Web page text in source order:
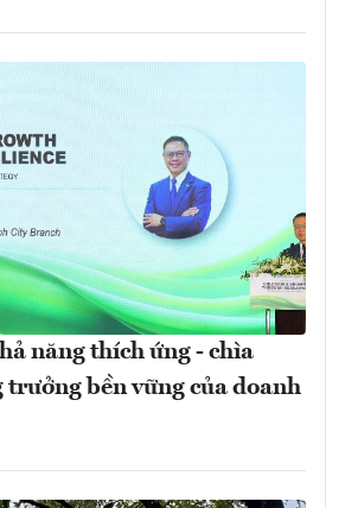
năng thích ứng - chìa
trưởng bền vững của doanh